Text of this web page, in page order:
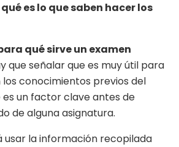
es lo que saben hacer los
qué sirve un examen
que señalar que es muy útil para
conocimientos previos del
es un factor clave antes de
de alguna asignatura.
usar la información recopilada